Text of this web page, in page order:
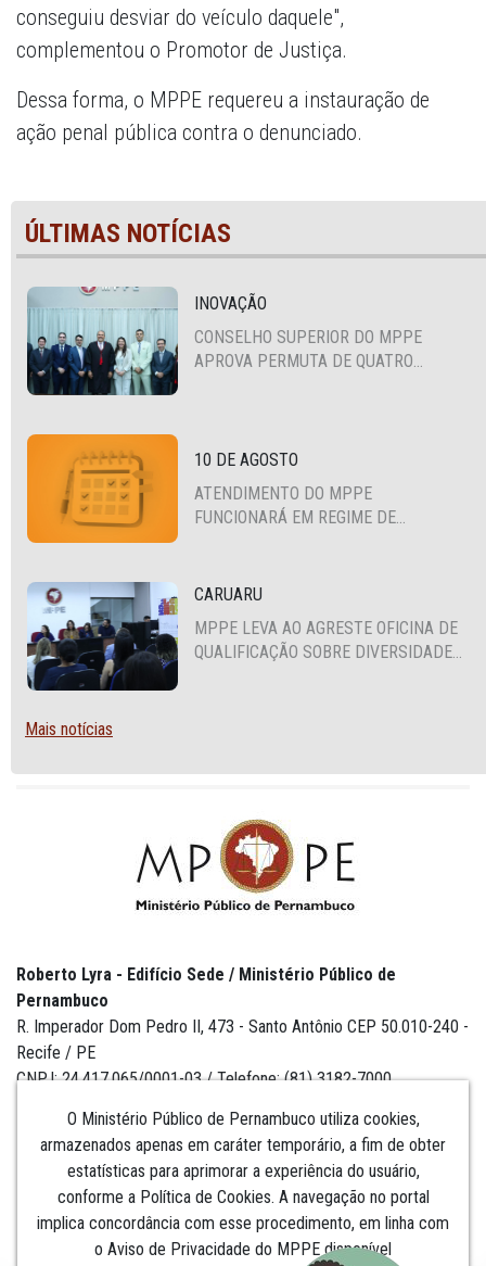
conseguiu desviar do veículo daquele",
complementou o Promotor de Justiça.
Dessa forma, o MPPE requereu a instauração de
ação penal pública contra o denunciado.
ÚLTIMAS NOTÍCIAS
INOVAÇÃO
CONSELHO SUPERIOR DO MPPE
APROVA PERMUTA DE QUATRO
10 DE AGOSTO
ATENDIMENTO DO MPPE
FUNCIONARÁ EM REGIME DE
CARUARU
MPPE LEVA AO AGRESTE OFICINA DE
QUALIFICAÇÃO SOBRE DIVERSIDADE
Mais notícias
O Ministério Público de Pernambuco utiliza cookies,
armazenados apenas em caráter temporário, a fim de obter
estatísticas para aprimorar a experiência do usuário,
conforme a Política de Cookies. A navegação no portal
implica concordância com esse procedimento, em linha com
o Aviso de Privacidade do MPPE disponível
Roberto Lyra - Edifício Sede / Ministério Público de
Pernambuco
R. Imperador Dom Pedro II, 473 - Santo Antônio CEP 50.010-240 -
Recife / PE
CNPJ: 24.417.065/0001-03 / Telefone: (81) 3182-7000
Institucional
Comunicação